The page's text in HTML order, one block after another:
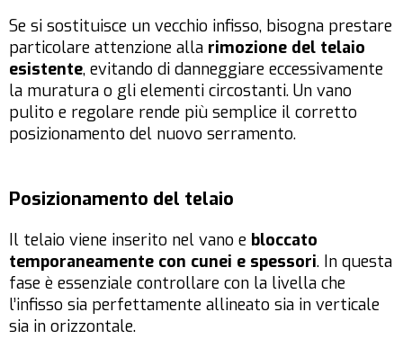
Se si sostituisce un vecchio infisso, bisogna prestare
particolare attenzione alla rimozione del telaio
esistente, evitando di danneggiare eccessivamente
la muratura o gli elementi circostanti. Un vano
pulito e regolare rende più semplice il corretto
posizionamento del nuovo serramento.
Posizionamento del telaio
Il telaio viene inserito nel vano e bloccato
temporaneamente con cunei e spessori. In questa
fase è essenziale controllare con la livella che
l’infisso sia perfettamente allineato sia in verticale
sia in orizzontale.